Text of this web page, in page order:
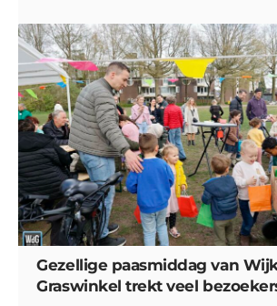
Gezellige paasmiddag van
Graswinkel trekt veel